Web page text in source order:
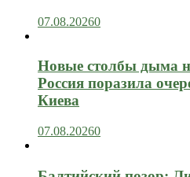
07.08.20260
Новые столбы дыма
Россия поразила
Киева
07.08.20260